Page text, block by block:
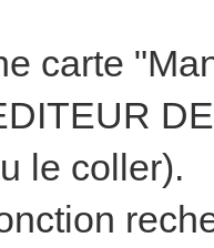
carte
le coller).